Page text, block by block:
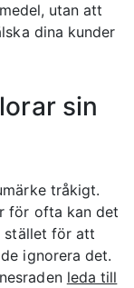
utan att
dina kunder
sin
tråkigt.
för ofta kan det
stället för att
ignorera det.
leda till